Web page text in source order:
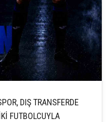
DIŞ TRANSFERDE
FUTBOLCUYLA